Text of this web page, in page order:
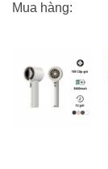
Mua hàng: